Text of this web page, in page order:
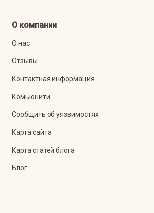
О компании
О нас
Отзывы
Контактная информация
Комьюнити
Сообщить об уязвимостях
Карта сайта
Карта статей блога
Блог